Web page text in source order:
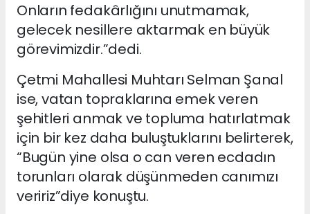
Onların fedakârlığını unutmamak,
gelecek nesillere aktarmak en büyük
görevimizdir.”dedi.
Çetmi Mahallesi Muhtarı Selman Şanal
ise, vatan topraklarına emek veren
şehitleri anmak ve topluma hatırlatmak
için bir kez daha buluştuklarını belirterek,
“Bugün yine olsa o can veren ecdadın
torunları olarak düşünmeden canımızı
veririz”diye konuştu.